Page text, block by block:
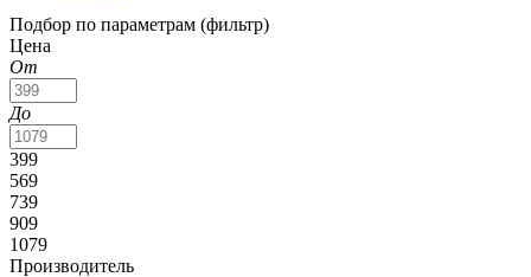
Подбор по параметрам (фильтр)
Цена
От
До
399
569
739
909
1079
Производитель